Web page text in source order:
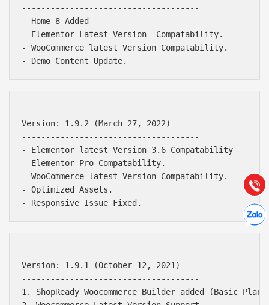
-------------------------------------
- Home 8 Added
- Elementor Latest Version  Compatability.
- WooCommerce latest Version Compatability.
--------------------------------
Version: 1.9.2 (March 27, 2022)
-------------------------------------
- Elementor latest Version 3.6 Compatability
- Elementor Pro Compatability.
- WooCommerce latest Version Compatability.
- Optimized Assets.
--------------------------------
Version: 1.9.1 (October 12, 2021)
-------------------------------------
1. ShopReady Woocommerce Builder added (Basic Plan)
Gọi
Báo giá & Đặt hàng:
Hướng dẫn & Hỗ trợ:
(028) 22.166.144
Chát
Tư vấn